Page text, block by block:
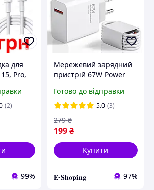
для
Pro,
(2)
99%
Мережевий зарядний
пристрій 67W Power
+ кабель USB Type-C
Готово до відправки
5.0 (3)
199₴
279 ₴
Купити
𝐄-𝐒𝐡𝐨𝐩𝐢𝐧𝐠 97%